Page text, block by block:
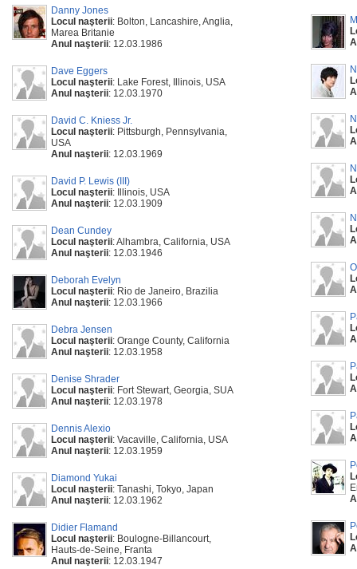
Danny Jones
Locul naşterii: Bolton, Lancashire, Anglia,
Marea Britanie
Anul naşterii: 12.03.1986
Dave Eggers
Locul naşterii: Lake Forest, Illinois, USA
Anul naşterii: 12.03.1970
David C. Kniess Jr.
Locul naşterii: Pittsburgh, Pennsylvania,
USA
Anul naşterii: 12.03.1969
David P. Lewis (III)
Locul naşterii: Illinois, USA
Anul naşterii: 12.03.1909
Dean Cundey
Locul naşterii: Alhambra, California, USA
Anul naşterii: 12.03.1946
Deborah Evelyn
Locul naşterii: Rio de Janeiro, Brazilia
Anul naşterii: 12.03.1966
Debra Jensen
Locul naşterii: Orange County, California
Anul naşterii: 12.03.1958
Denise Shrader
Locul naşterii: Fort Stewart, Georgia, SUA
Anul naşterii: 12.03.1978
Dennis Alexio
Locul naşterii: Vacaville, California, USA
Anul naşterii: 12.03.1959
Diamond Yukai
Locul naşterii: Tanashi, Tokyo, Japan
Anul naşterii: 12.03.1962
Didier Flamand
Locul naşterii: Boulogne-Billancourt,
Hauts-de-Seine, Franta
Anul naşterii: 12.03.1947